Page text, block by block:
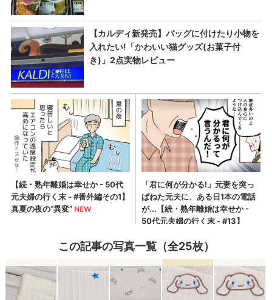
この記事の写真一覧（全25枚）